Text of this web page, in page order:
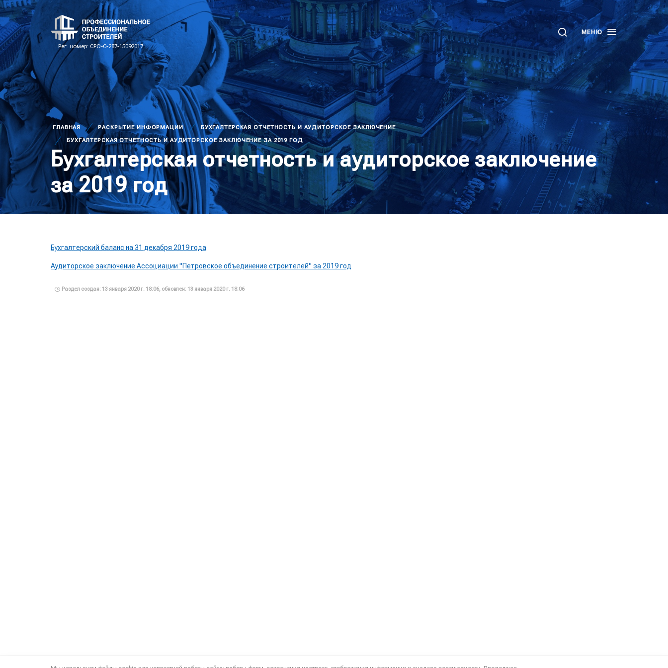
Рег. номер: СРО-С-287-15092017
МЕНЮ
ГЛАВНАЯ РАСКРЫТИЕ ИНФОРМАЦИИ
БУХГАЛТЕРСКАЯ ОТЧЕТНОСТЬ И АУДИТОРСКОЕ ЗАКЛЮЧЕНИЕ
БУХГАЛТЕРСКАЯ ОТЧЕТНОСТЬ И АУДИТОРСКОЕ ЗАКЛЮЧЕНИЕ ЗА 2019 ГОД
Бухгалтерская отчетность и аудиторское заключение
за 2019 год
Бухгалтерский баланс на 31 декабря 2019 года
Аудиторское заключение Ассоциации "Петровское объединение строителей" за 2019 год
Раздел создан: 13 января 2020 г. 18:06, обновлен: 13 января 2020 г. 18:06